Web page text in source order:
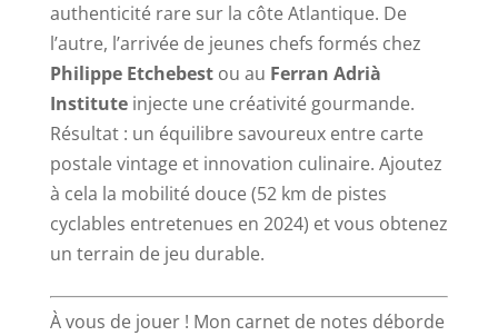
authenticité rare sur la côte Atlantique. De
l’autre, l’arrivée de jeunes chefs formés chez
Philippe Etchebestou au Ferran Adrià
Instituteinjecte une créativité gourmande.
Résultat : un équilibre savoureux entre carte
postale vintage et innovation culinaire. Ajoutez
à cela la mobilité douce (52 km de pistes
cyclables entretenues en 2024) et vous obtenez
un terrain de jeu durable.
À vous de jouer ! Mon carnet de notes déborde